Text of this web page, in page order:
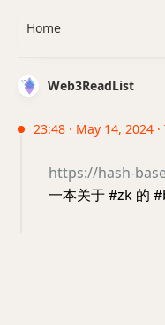
Web3ReadList
23:48 · May 14, 2024 ·
https://hash-
一本关于 #zk 的
Home